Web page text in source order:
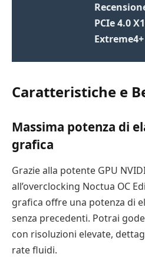
PCIe 4.0
Extreme4+
Caratteristiche e
Massima potenza di
grafica
Grazie alla potente GPU
all’overclocking Noctua OC
grafica offre una potenza di
senza precedenti. Potrai
con risoluzioni elevate,
rate fluidi.